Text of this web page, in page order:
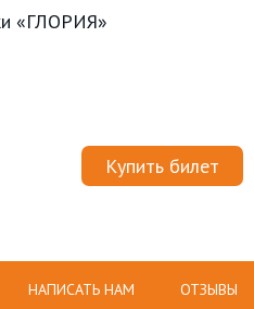
«ГЛОРИЯ»
Купить билет
НАПИСАТЬ НАМ ОТЗЫВЫ